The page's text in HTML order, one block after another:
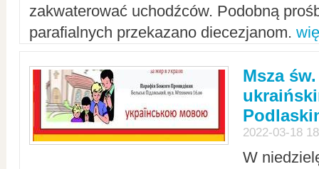
zakwaterować uchodźców. Podobną
parafialnych przekazano diecezjanom.
Msza
2022-03-18
W